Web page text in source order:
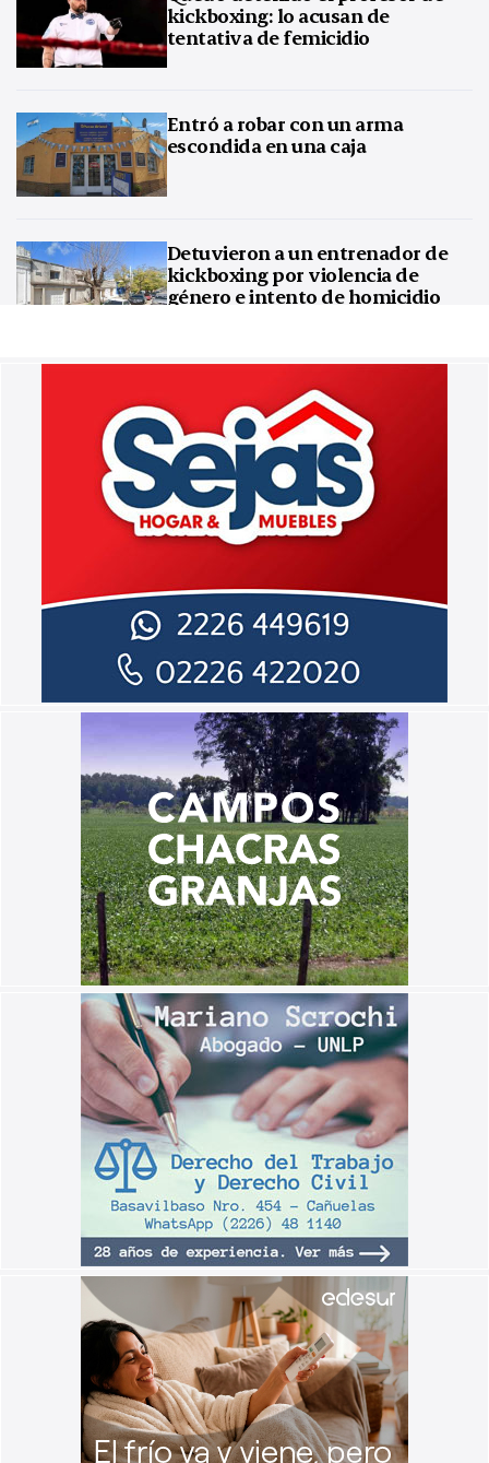
kickboxing: lo acusan de
tentativa de femicidio
Entró a robar con un arma
escondida en una caja
Detuvieron a un entrenador de
kickboxing por violencia de
género e intento de homicidio